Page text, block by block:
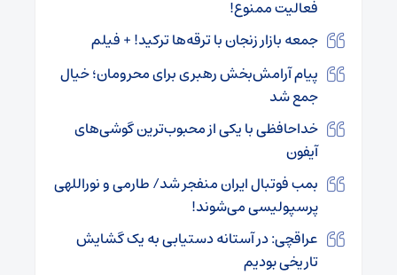
فعالیت ممنوع!
جمعه بازار زنجان با ترقه‌ها ترکید! + فیلم
پیام آرامش‌بخش رهبری برای محرومان؛ خیال
جمع شد
خداحافظی با یکی از محبوب‌ترین گوشی‌های
آیفون‌
بمب فوتبال ایران منفجر شد/ طارمی و نوراللهی
پرسپولیسی می‌شوند!
عراقچی: در آستانه دستیابی به یک گشایش
تاریخی بودیم